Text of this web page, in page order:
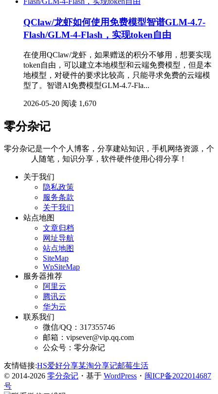
QClaw/龙虾如何使用免费模型智谱GLM-4.7-
Flash/GLM-4-Flash，实现token自由
在使用QClaw/龙虾，如果赠送的积分不够用，想要实现
token自由，可以建立本地模型和云端免费模型，但是本
地模型，对硬件的要求比较高，只能寻求免费的云端模
型了。智谱AI免费模型GLM-4.7-Fla...
2026-05-20 阅读 1,670
零分杂记
零分杂记是一个个人博客，分享建站知识，手机网络资源，个
人随笔，知识分享，软件硬件使用心得分享！
关于我们
隐私政策
服务条款
关于我们
站点地图
文章归档
网址导航
站点地图
SiteMap
WpSiteMap
服务器推荐
阿里云
腾讯云
华为云
联系我们
微信/QQ：317355746
邮箱：vipsever@vip.qq.com
公众号：零分杂记
友情链接:HS爱好分享某淘分享记邮莓生活
© 2014-2026 零分杂记 ・基于 WordPress ・ 闽ICP备2022014687
号